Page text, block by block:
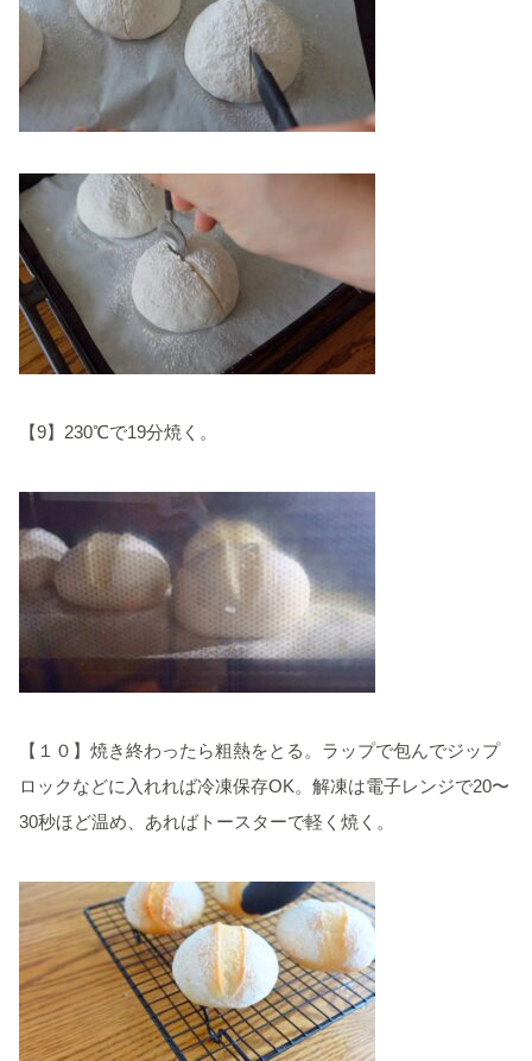
【9】230℃で19分焼く。
【１０】焼き終わったら粗熱をとる。ラップで包んでジップ
ロックなどに入れれば冷凍保存OK。解凍は電子レンジで20〜
30秒ほど温め、あればトースターで軽く焼く。